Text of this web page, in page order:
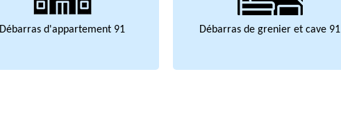
Débarras d'appartement 91 Débarras de grenier et cave 91